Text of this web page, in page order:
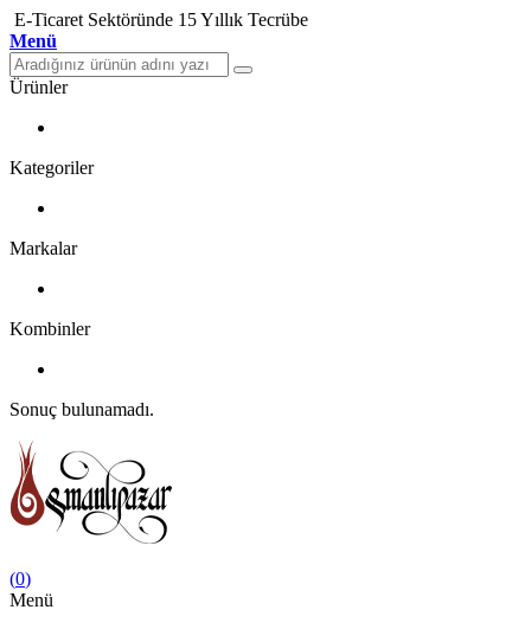
E-Ticaret Sektöründe 15 Yıllık Tecrübe
Menü
Ürünler
Kategoriler
Markalar
Kombinler
Sonuç bulunamadı.
(0)
Menü